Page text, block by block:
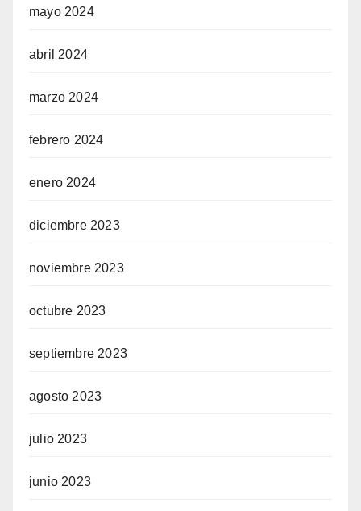
mayo 2024
abril 2024
marzo 2024
febrero 2024
enero 2024
diciembre 2023
noviembre 2023
octubre 2023
septiembre 2023
agosto 2023
julio 2023
junio 2023